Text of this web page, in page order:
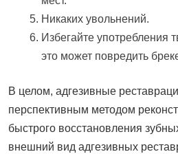
Никаких увольнений.
Избегайте употребления
это может повредить
В целом, адгезивные
перспективным методом
быстрого восстановления
внешний вид адгезивных